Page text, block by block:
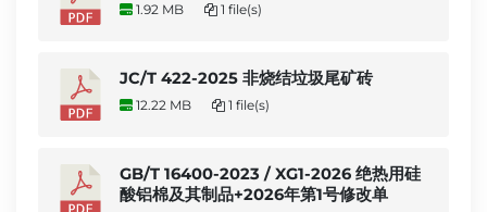
1.92 MB 1 file(s)
JC/T 422-2025 非烧结垃圾尾矿砖
12.22 MB 1 file(s)
GB/T 16400-2023 / XG1-2026 绝热用硅
酸铝棉及其制品+2026年第1号修改单